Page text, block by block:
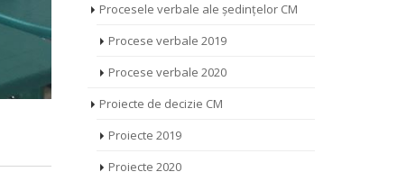
Procesele verbale ale ședințelor CM
Procese verbale 2019
Procese verbale 2020
Proiecte de decizie CM
Proiecte 2019
Proiecte 2020